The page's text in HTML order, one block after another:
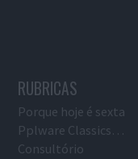
RUBRICAS
Porque hoje é sexta
Pplware Classics…
Consultório